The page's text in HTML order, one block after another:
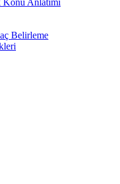
Anlatımı
Belirleme